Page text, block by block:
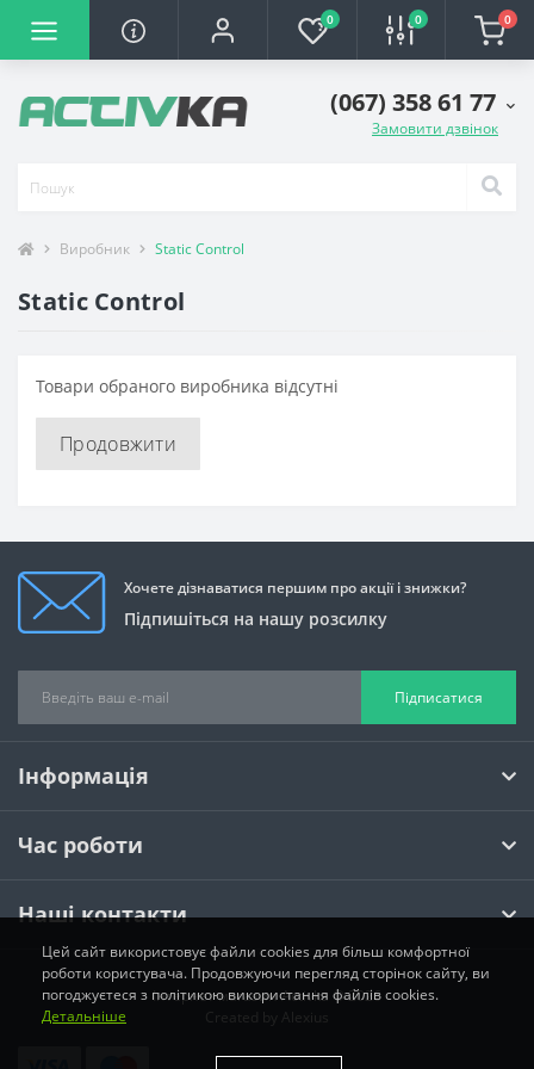
0 0 0
(067) 358 61 77
Замовити дзвінок
Виробник Static Control
Static Control
Товари обраного виробника відсутні
Продовжити
Хочете дізнаватися першим про акції і знижки?
Підпишіться на нашу розсилку
Підписатися
Інформація
Час роботи
Наші контакти
Інтернет магазин Activka © 2026
Created by
Alexius
Цей сайт використовує файли cookies для більш комфортної
роботи користувача. Продовжуючи перегляд сторінок сайту, ви
погоджуєтеся з політикою використання файлів cookies.
Детальніше